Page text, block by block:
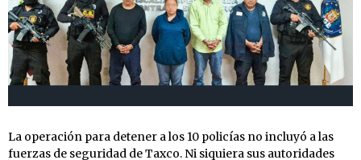
La operación para detener a los 10 policías no incluyó a las
fuerzas de seguridad de Taxco. Ni siquiera sus autoridades